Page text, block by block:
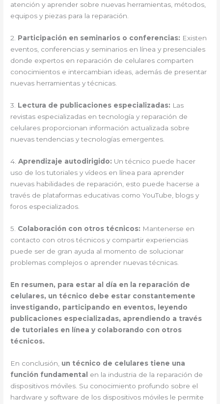
atención y aprender sobre nuevas herramientas, métodos,
equipos y piezas para la reparación.
2. Participación en seminarios o conferencias: Existen
eventos, conferencias y seminarios en línea y presenciales
donde expertos en reparación de celulares comparten
conocimientos e intercambian ideas, además de presentar
nuevas herramientas y técnicas.
3. Lectura de publicaciones especializadas: Las
revistas especializadas en tecnología y reparación de
celulares proporcionan información actualizada sobre
nuevas tendencias y tecnologías emergentes.
4.Aprendizaje autodirigido: Un técnico puede hacer
uso de los tutoriales y vídeos en línea para aprender
nuevas habilidades de reparación, esto puede hacerse a
través de plataformas educativas como YouTube, blogs y
foros especializados.
5. Colaboración con otros técnicos: Mantenerse en
contacto con otros técnicos y compartir experiencias
puede ser de gran ayuda al momento de solucionar
problemas complejos o aprender nuevas técnicas.
En resumen, para estar al día en la reparación de
celulares, un técnico debe estar constantemente
investigando, participando en eventos, leyendo
publicaciones especializadas, aprendiendo a través
de tutoriales en línea y colaborando con otros
técnicos.
En conclusión, un técnico de celulares tiene una
función fundamental
en la industria de la reparación de
dispositivos móviles. Su conocimiento profundo sobre el
hardware y software de los dispositivos móviles le permite